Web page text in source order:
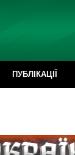
ПУБЛІКАЦІЇ